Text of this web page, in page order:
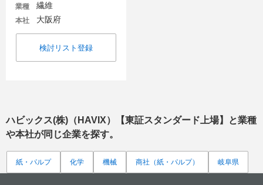
業種 繊維
本社 大阪府
検討リスト登録
ハビックス(株)（HAVIX）【東証スタンダード上場】
と業種
や本社が同じ企業を探す。
紙・パルプ 化学 機械 商社（紙・パルプ） 岐阜県